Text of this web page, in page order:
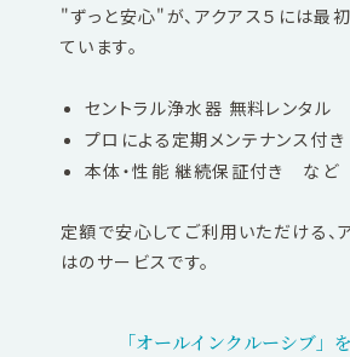
"ずっと安心"が、アクアス５には最
ています。
セントラル浄水器 無料レンタル
プロによる定期メンテナンス付き
本体・性能 継続保証付き など
定額で安心してご利用いただける、
はのサービスです。
「オールインクルーシブ」